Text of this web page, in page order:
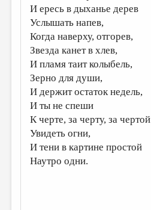
ПРОИЗВЕДЕНИЯ
ПЕРЕВОДЫ
КОНКУРСЫ
ДЕТСКАЯ КОМНАТА
КНИЖНАЯ ПОЛКА
ОБЗОР ЛИТЕРАТУРЫ
СТРАНИЦЫ ПАМЯТИ
ОБЪЯВЛЕНИЯ
И ересь в дыханье дерев
Услышать напев,
Когда наверху, отгорев,
Звезда канет в хлев,
И пламя таит колыбель,
Зерно для души,
И держит остаток недель,
И ты не спеши
К черте, за черту, за чертой
Увидеть огни,
И тени в картине простой
Наутро одни.